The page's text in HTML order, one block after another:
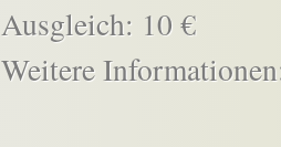
Ausgleich: 10 €
Weitere